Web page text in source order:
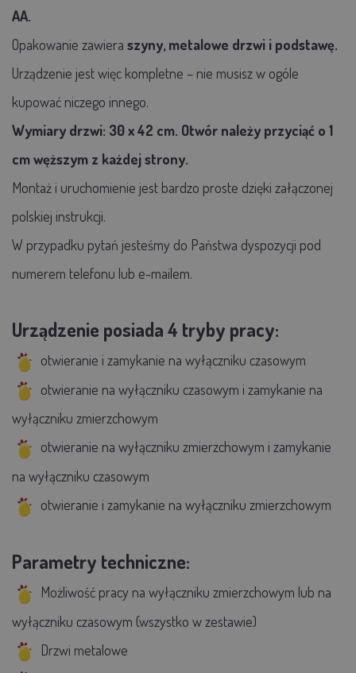
AA.
Opakowanie zawiera szyny, metalowe drzwi i podstawę.
Urządzenie jest więc kompletne – nie musisz w ogóle
kupować niczego innego.
Wymiary drzwi: 30 x 42 cm. Otwór należy przyciąć o 1
cm węższym z każdej strony.
Montaż i uruchomienie jest bardzo proste dzięki załączonej
polskiej instrukcji.
W przypadku pytań jesteśmy do Państwa dyspozycji pod
numerem telefonu lub e-mailem.
Urządzenie posiada 4 tryby pracy:
otwieranie i zamykanie na wyłączniku czasowym
otwieranie na wyłączniku czasowym i zamykanie na
wyłączniku zmierzchowym
otwieranie na wyłączniku zmierzchowym i zamykanie
na wyłączniku czasowym
otwieranie i zamykanie na wyłączniku zmierzchowym
Parametry techniczne:
Możliwość pracy na wyłączniku zmierzchowym lub na
wyłączniku czasowym (wszystko w zestawie)
Drzwi metalowe